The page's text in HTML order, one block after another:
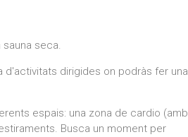
seca.
d'activitats dirigides on podràs fer una
espais: una zona de cardio (amb
Busca un moment per